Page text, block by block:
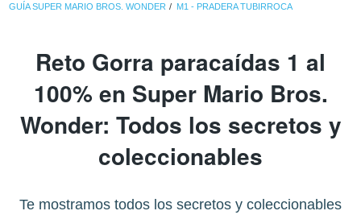
GUÍA SUPER MARIO BROS. WONDER M1 - PRADERA TUBIRROCA
Reto Gorra paracaídas 1 al
100% en Super Mario Bros.
Wonder: Todos los secretos y
coleccionables
Te mostramos todos los secretos y coleccionables